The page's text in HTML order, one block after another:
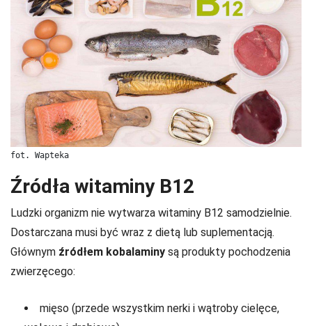
fot. Wapteka
Źródła witaminy B12
Ludzki organizm nie wytwarza witaminy B12 samodzielnie.
Dostarczana musi być wraz z dietą lub suplementacją.
Głównym źródłem kobalaminy są produkty pochodzenia
zwierzęcego:
mięso (przede wszystkim nerki i wątroby cielęce,